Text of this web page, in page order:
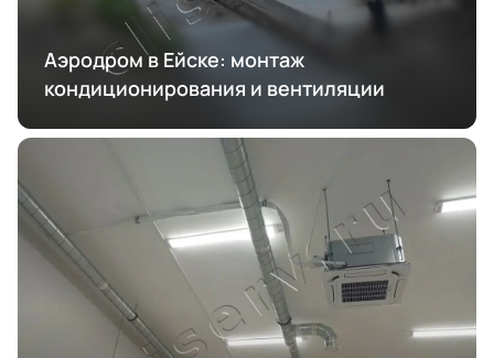
Аэродром в Ейске: монтаж
кондиционирования и вентиляции